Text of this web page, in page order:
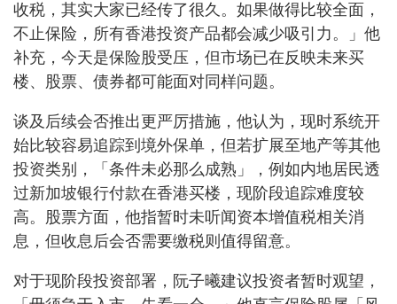
收税，其实大家已经传了很久。如果做得比较全面，
不止保险，所有香港投资产品都会减少吸引力。」他
补充，今天是保险股受压，但市场已在反映未来买
楼、股票、债券都可能面对同样问题。
谈及后续会否推出更严厉措施，他认为，现时系统开
始比较容易追踪到境外保单，但若扩展至地产等其他
投资类别，「条件未必那么成熟」，例如内地居民透
过新加坡银行付款在香港买楼，现阶段追踪难度较
高。股票方面，他指暂时未听闻资本增值税相关消
息，但收息后会否需要缴税则值得留意。
对于现阶段投资部署，阮子曦建议投资者暂时观望，